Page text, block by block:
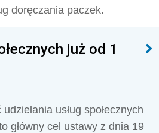
doręczania paczek.
już od 1
usług społecznych
główny cel ustawy z dnia 19